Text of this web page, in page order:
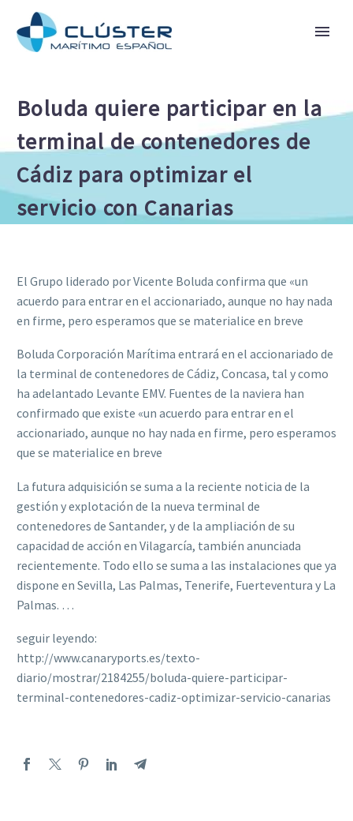
Boluda quiere participar en la
terminal de contenedores de
Cádiz para optimizar el
servicio con Canarias
El Grupo liderado por Vicente Boluda confirma que «un
acuerdo para entrar en el accionariado, aunque no hay nada
en firme, pero esperamos que se materialice en breve
Boluda Corporación Marítima entrará en el accionariado de
la terminal de contenedores de Cádiz, Concasa, tal y como
ha adelantado Levante EMV. Fuentes de la naviera han
confirmado que existe «un acuerdo para entrar en el
accionariado, aunque no hay nada en firme, pero esperamos
que se materialice en breve
La futura adquisición se suma a la reciente noticia de la
gestión y explotación de la nueva terminal de
contenedores de Santander, y de la ampliación de su
capacidad de acción en Vilagarcía, también anunciada
recientemente. Todo ello se suma a las instalaciones que ya
dispone en Sevilla, Las Palmas, Tenerife, Fuerteventura y La
Palmas. …
seguir leyendo:
http://www.canaryports.es/texto-
diario/mostrar/2184255/boluda-quiere-participar-
terminal-contenedores-cadiz-optimizar-servicio-canarias